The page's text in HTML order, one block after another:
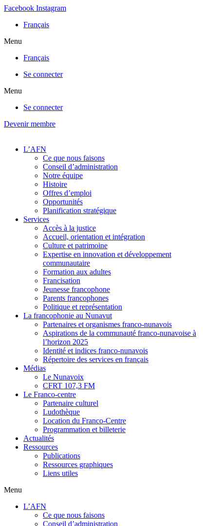
Aller
contenu
Facebook Instagram
Français
Menu
Français
Se connecter
Menu
Se connecter
Devenir membre
L’AFN
Ce que nous faisons
Conseil d’administration
Notre équipe
Histoire
Offres d’emploi
Opportunités
Planification stratégique
Services
Accès à la justice
Accueil, orientation et intégration
Culture et patrimoine
Expertise en innovation et développement
communautaire
Formation aux adultes
Francisation
Jeunesse francophone
Parents francophones
Politique et représentation
La francophonie au Nunavut
Partenaires et organismes franco-nunavois
Aspirations de la communauté franco-nunavoise à
l’horizon 2025
Identité et indices franco-nunavois
Répertoire des services en français
Médias
Le Nunavoix
CFRT 107,3 FM
Le Franco-centre
Partenaire culturel
Ludothèque
Location du Franco-Centre
Programmation et billeterie
Actualités
Ressources
Publications
Ressources graphiques
Liens utiles
Menu
L’AFN
Ce que nous faisons
Conseil d’administration